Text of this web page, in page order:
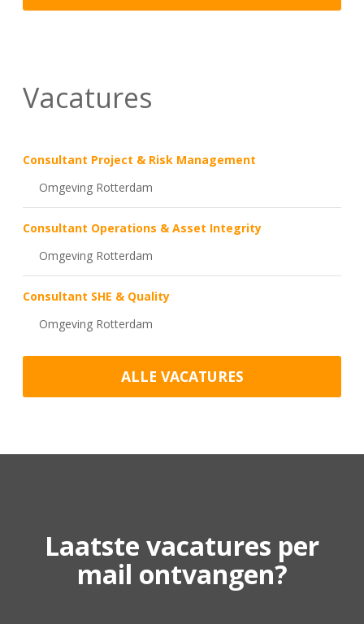
Vacatures
Consultant Project & Risk Management
Omgeving Rotterdam
Consultant Operations & Asset Integrity
Omgeving Rotterdam
Consultant SHE & Quality
Omgeving Rotterdam
ALLE VACATURES
Laatste vacatures per
mail ontvangen?